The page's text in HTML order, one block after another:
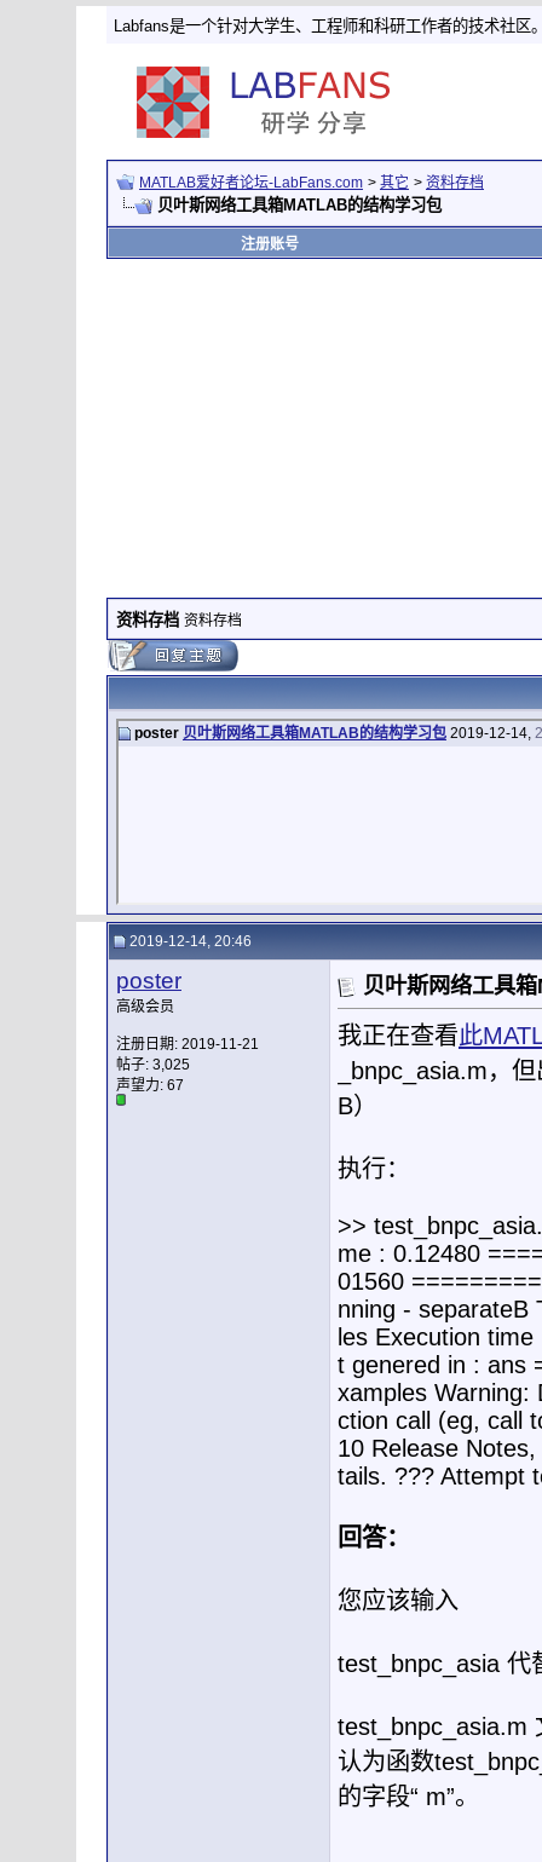
Labfans是一个针对大学生、工程师和科研工作者的技术社区
MATLAB爱好者论坛-LabFans.com > 其它 > 资料存档
贝叶斯网络工具箱MATLAB的结构学习包
注册账号
资料存档 资料存档
poster 贝叶斯网络工具箱MATLAB的结构学习包2019-12-14,
2019-12-14, 20:46
poster
高级会员
注册日期: 2019-11-21
帖子: 3,025
声望力: 67
贝叶斯网络工具
我正在查看此
_bnpc_asia.m，
B）
执行：
>>
me : 0.12480
01560
nning - separateB
les Execution
t genered in : ans
xamples Warning:
ction call (eg, call
10 Release
tails. ??? Attempt
回答：
您应该输入
test_bnpc_asia 代
test_bnpc_asia.m
认为函数
的字段“ m”。